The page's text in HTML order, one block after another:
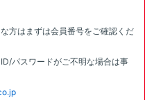
方はまずは会員番号をご確認くだ
パスワードがご不明な場合は事